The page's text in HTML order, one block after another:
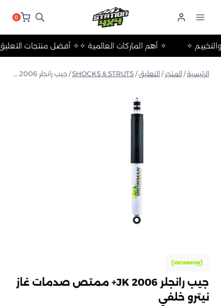
0
✧ أفضل منتجات✧ أهم الماركات العالمية ✧ والتخييم ✧
الرئيسية/ المتجر / التعليق/
SHOCKS & STRUTS
/ جيب رانجلر JK 2006+ ممتص صدمات غاز نيترو خلفي
جيب رانجلر JK 2006+ ممتص صدمات غاز
نيترو خلفي